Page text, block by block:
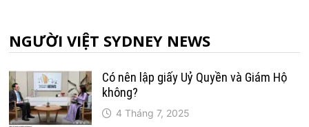
NGƯỜI VIỆT SYDNEY NEWS
Có nên lập giấy Uỷ Quyền và Giám Hộ
không?
4 Tháng 7, 2025